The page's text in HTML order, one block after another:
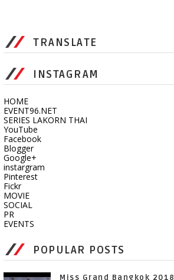
TRANSLATE
INSTAGRAM
HOME
EVENT96.NET
SERIES LAKORN THAI
YouTube
Facebook
Blogger
Google+
instargram
Pinterest
Fickr
MOVIE
SOCIAL
PR
EVENTS
POPULAR POSTS
Miss Grand Bangkok 2018